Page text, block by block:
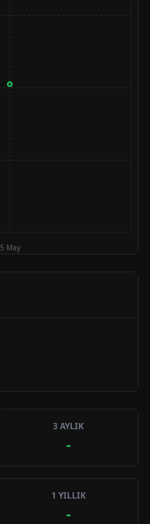
5 May
3 AYLIK
-
1 YILLIK
-